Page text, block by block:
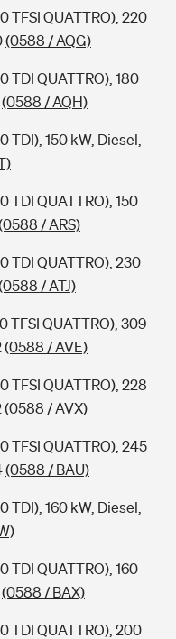
deine Kids
TFSI QUATTRO), 220
(0588 / AQG)
TDI QUATTRO), 180
(0588 / AQH)
TDI), 150 kW, Diesel,
TDI QUATTRO), 150
/ ARS)
TDI QUATTRO), 230
/ ATJ)
TFSI QUATTRO), 309
(0588 / AVE)
TFSI QUATTRO), 228
(0588 / AVX)
TFSI QUATTRO), 245
(0588 / BAU)
TDI), 160 kW, Diesel,
TDI QUATTRO), 160
(0588 / BAX)
TDI QUATTRO), 200